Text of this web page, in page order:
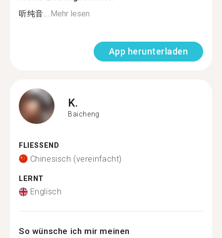
听纯音...Mehr lesen
App herunterladen
K.
Baicheng
FLIESSEND
Chinesisch (vereinfacht)
LERNT
Englisch
So wünsche ich mir meinen